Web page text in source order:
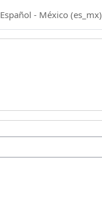
Español - México ‎(es_mx)‎